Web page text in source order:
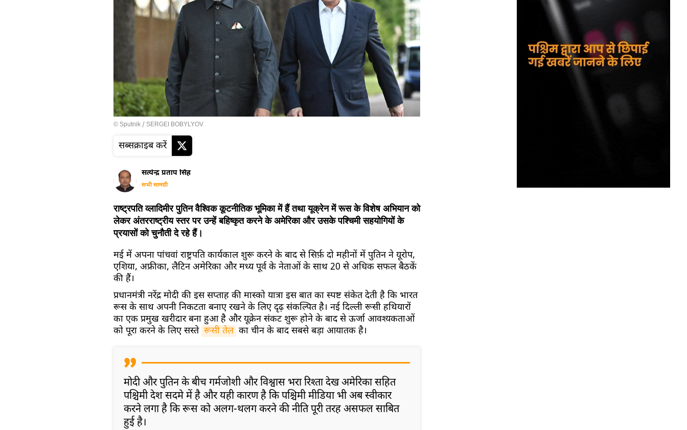
© Sputnik / SERGEI BOBYLYOV
सब्सक्राइब करें
सत्येन्द्र प्रताप सिंह
सभी सामग्री
राष्ट्रपति व्लादिमीर पुतिन वैश्विक कूटनीतिक भूमिका में हैं तथा यूक्रेन में रूस के विशेष अभियान को
लेकर अंतरराष्ट्रीय स्तर पर उन्हें बहिष्कृत करने के अमेरिका और उसके पश्चिमी सहयोगियों के
प्रयासों को चुनौती दे रहे हैं।
मई में अपना पांचवां राष्ट्रपति कार्यकाल शुरू करने के बाद से सिर्फ़ दो महीनों में पुतिन ने यूरोप,
एशिया, अफ्रीका, लैटिन अमेरिका और मध्य पूर्व के नेताओं के साथ 20 से अधिक सफल बैठकें
की हैं।
प्रधानमंत्री नरेंद्र मोदी की इस सप्ताह की मास्को यात्रा इस बात का स्पष्ट संकेत देती है कि भारत
रूस के साथ अपनी निकटता बनाए रखने के लिए दृढ़ संकल्पित है। नई दिल्ली रूसी हथियारों
का एक प्रमुख खरीदार बना हुआ है और यूक्रेन संकट शुरू होने के बाद से ऊर्जा आवश्यकताओं
को पूरा करने के लिए सस्ते रूसी तेल का चीन के बाद सबसे बड़ा आयातक है।
मोदी और पुतिन के बीच गर्मजोशी और विश्वास भरा रिश्ता देख अमेरिका सहित
पश्चिमी देश सदमे में है और यही कारण है कि पश्चिमी मीडिया भी अब स्वीकार
करने लगा है कि रूस को अलग-थलग करने की नीति पूरी तरह असफल साबित
हुई है।